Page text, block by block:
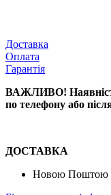
Доставка
Оплата
Гарантія
ВАЖЛИВО!
по телефону або
ДОСТАВКА
Новою Поштою